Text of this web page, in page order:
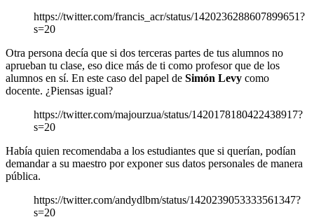
https://twitter.com/francis_acr/status/1420236288607899651?
s=20
Otra persona decía que si dos terceras partes de tus alumnos no
aprueban tu clase, eso dice más de ti como profesor que de los
alumnos en sí. En este caso del papel de Simón Levy como
docente. ¿Piensas igual?
https://twitter.com/majourzua/status/1420178180422438917?
s=20
Había quien recomendaba a los estudiantes que si querían, podían
demandar a su maestro por exponer sus datos personales de manera
pública.
https://twitter.com/andydlbm/status/1420239053333561347?
s=20